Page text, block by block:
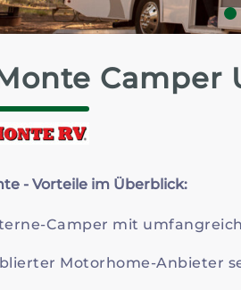
Camper
- Vorteile im Überblick:
Camper mit
Motorhome-Anbieter
Profil